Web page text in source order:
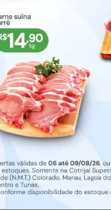
– voltado
– está
escolar, como:
de aprendizagem,
MG, Carlos
manter,
ativo e em
missão como